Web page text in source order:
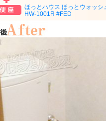
ほっとハウス ほっとウォッシ
HW-1001R #FED